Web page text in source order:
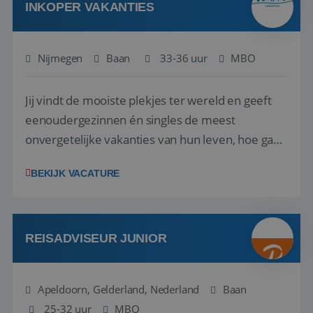
INKOPER VAKANTIES
Nijmegen Baan 33-36 uur MBO
Jij vindt de mooiste plekjes ter wereld en geeft
eenoudergezinnen én singles de meest
onvergetelijke vakanties van hun leven, hoe gaaf
net zo goed thuis is in een onderhandeling als op
in Europa? Dan is dit jouw kans. A...
BEKIJK VACATURE
REISADVISEUR JUNIOR
Apeldoorn, Gelderland, Nederland
Baan
25-32 uur
MBO